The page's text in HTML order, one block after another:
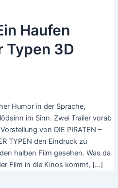
Haufen
Typen 3D
Humor in der Sprache,
im Sinn. Zwei Trailer vorab
von DIE PIRATEN –
TYPEN den Eindruck zu
halben Film gesehen. Was da
Film in die Kinos kommt, […]